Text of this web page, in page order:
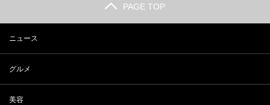
PAGE TOP
ニュース
グルメ
美容